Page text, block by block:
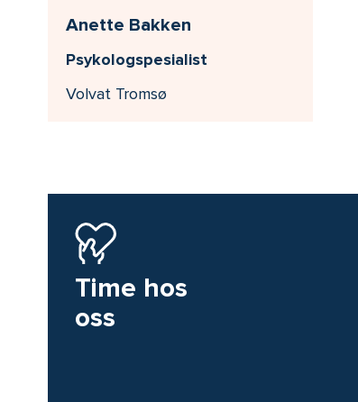
Anette Bakken
Psykologspesialist
Volvat Tromsø
Time hos
oss